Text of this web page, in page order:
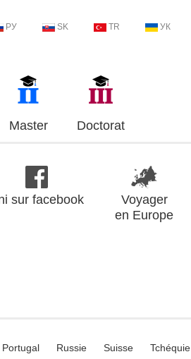
РУ SK TR УК
Master Doctorat
sur facebook
Voyager
en Europe
Portugal Russie Suisse Tchéquie